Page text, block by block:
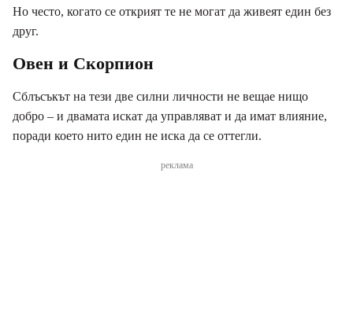
Но често, когато се открият те не могат да живеят един без
друг.
Овен и Скорпион
Сблъсъкът на тези две силни личности не вещае нищо
добро – и двамата искат да управляват и да имат влияние,
поради което нито един не иска да се оттегли.
реклама